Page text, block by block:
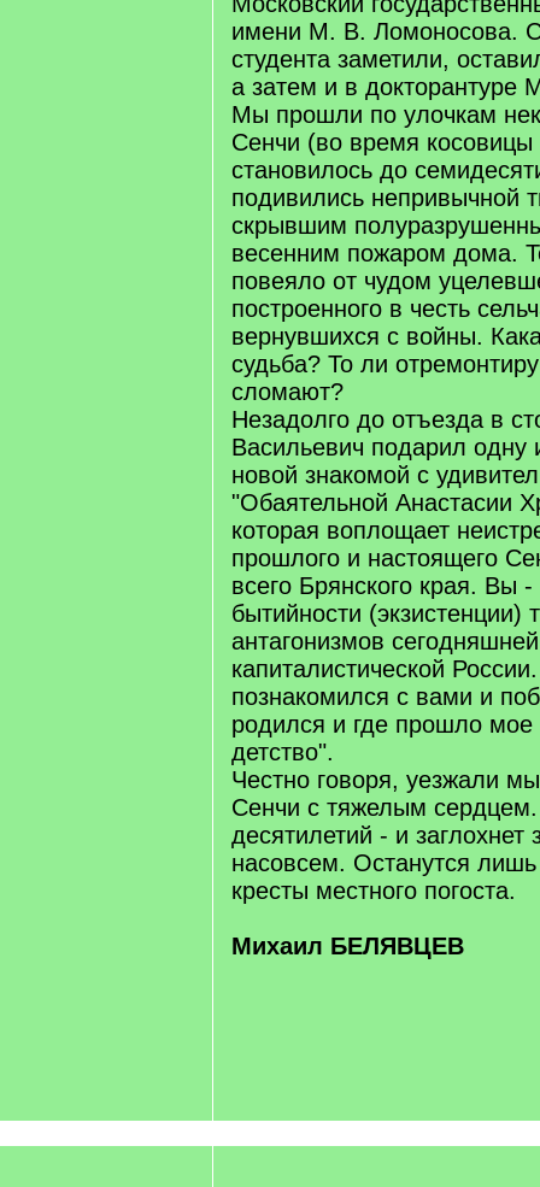
имени М. В. Ломоносова.
студента заметили,
а затем и в докторантуре
Мы прошли по улочкам
Сенчи (во время косовицы
становилось до
подивились непривычной
скрывшим
весенним пожаром дома.
повеяло от чудом
построенного в честь
вернувшихся с войны.
судьба? То ли
сломают?
Незадолго до отъезда в
Васильевич подарил одну
новой знакомой с
"Обаятельной Анастасии
которая воплощает
прошлого и настоящего
всего Брянского края. Вы -
бытийности (экзистенции)
антагонизмов
капиталистической
познакомился с вами и
родился и где прошло мое
детство".
Честно говоря, уезжали
Сенчи с тяжелым
десятилетий - и заглохнет
насовсем. Останутся
кресты местного погоста.
Михаил БЕЛЯВЦЕВ